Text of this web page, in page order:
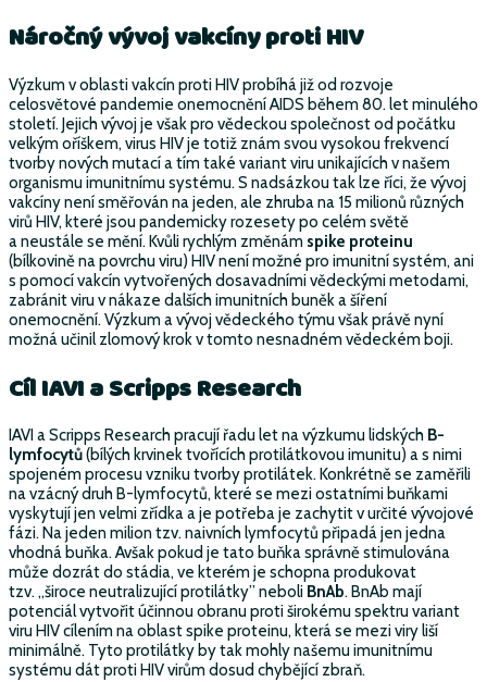
Náročný vývoj vakcíny proti HIV
Výzkum v oblasti vakcín proti HIV probíhá již od rozvoje
celosvětové pandemie onemocnění AIDS během 80. let minulého
století. Jejich vývoj je však pro vědeckou společnost od počátku
velkým oříškem, virus HIV je totiž znám svou vysokou frekvencí
tvorby nových mutací a tím také variant viru unikajících v našem
organismu imunitnímu systému. S nadsázkou tak lze říci, že vývoj
vakcíny není směřován na jeden, ale zhruba na 15 milionů různých
virů HIV, které jsou pandemicky rozesety po celém světě
a neustále se mění. Kvůli rychlým změnám spike proteinu
(bílkovině na povrchu viru) HIV není možné pro imunitní systém, ani
s pomocí vakcín vytvořených dosavadními vědeckými metodami,
zabránit viru v nákaze dalších imunitních buněk a šíření
onemocnění. Výzkum a vývoj vědeckého týmu však právě nyní
možná učinil zlomový krok v tomto nesnadném vědeckém boji.
Cíl IAVI aScripps Research
IAVI a Scripps Research pracují řadu let na výzkumu lidských B-
lymfocytů(bílých krvinek tvořících protilátkovou imunitu) a s nimi
spojeném procesu vzniku tvorby protilátek. Konkrétně se zaměřili
na vzácný druh B-lymfocytů, které se mezi ostatními buňkami
vyskytují jen velmi zřídka a je potřeba je zachytit v určité vývojové
fázi. Na jeden milion tzv. naivních lymfocytů připadá jen jedna
vhodná buňka. Avšak pokud je tato buňka správně stimulována
může dozrát do stádia, ve kterém je schopna produkovat
tzv. „široce neutralizující protilátky” neboli BnAb. BnAb mají
potenciál vytvořit účinnou obranu proti širokému spektru variant
viru HIV cílením na oblast spike proteinu, která se mezi viry liší
minimálně. Tyto protilátky by tak mohly našemu imunitnímu
systému dát proti HIV virům dosud chybějící zbraň.